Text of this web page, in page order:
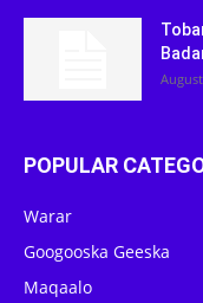
POPULAR
Warar
Googooska Geeska
Maqaalo